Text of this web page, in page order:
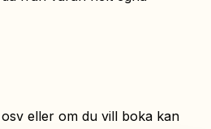
eller om du vill boka kan